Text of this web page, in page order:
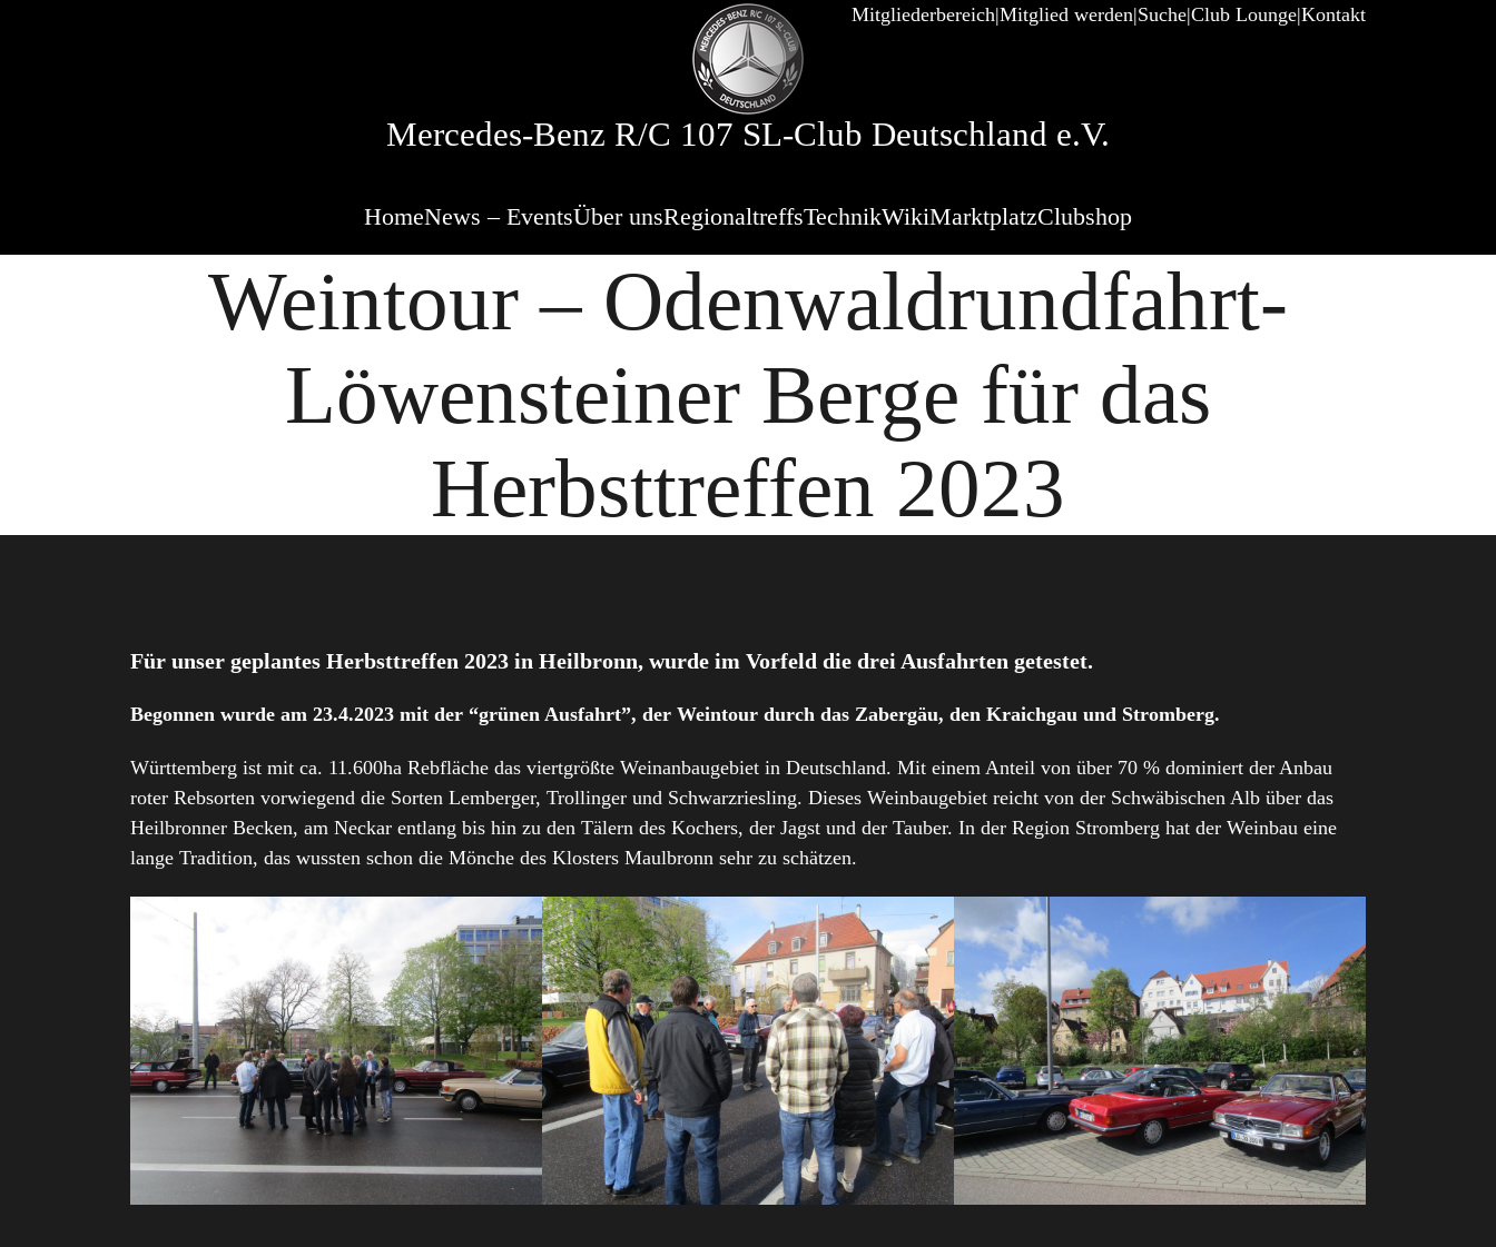
Mitgliederbereich Mitglied werden Suche Club Lounge Kontakt
Mercedes-Benz R/C 107 SL-Club Deutschland e.V.
HomeNews – EventsÜber unsRegionaltreffsTechnikWikiMarktplatzClubshop
Weintour – Odenwaldrundfahrt-
Löwensteiner Berge für das
Herbsttreffen 2023
Für unser geplantes Herbsttreffen 2023 in Heilbronn, wurde im Vorfeld die drei Ausfahrten getestet.
Begonnen wurde am 23.4.2023 mit der “grünen Ausfahrt”, der Weintour durch das Zabergäu, den Kraichgau und Stromberg.
Württemberg ist mit ca. 11.600ha Rebfläche das viertgrößte Weinanbaugebiet in Deutschland. Mit einem Anteil von über 70 % dominiert der Anbau
roter Rebsorten vorwiegend die Sorten Lemberger, Trollinger und Schwarzriesling. Dieses Weinbaugebiet reicht von der Schwäbischen Alb über das
Heilbronner Becken, am Neckar entlang bis hin zu den Tälern des Kochers, der Jagst und der Tauber. In der Region Stromberg hat der Weinbau eine
lange Tradition, das wussten schon die Mönche des Klosters Maulbronn sehr zu schätzen.